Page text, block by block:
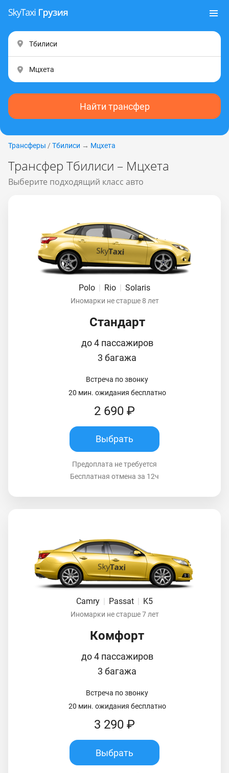
Найти трансфер
Трансферы / Тбилиси → Мцхета
Трансфер Тбилиси – Мцхета
Выберите подходящий класс авто
Polo | Rio | Solaris
Иномарки не старше 8 лет
Стандарт
до 4 пассажиров
3 багажа
Встреча по звонку
20 мин. ожидания бесплатно
2 690 ₽
Выбрать
Предоплата не требуется
Бесплатная отмена за 12ч
Camry Passat K5
Иномарки не старше 7 лет
Комфорт
до 4 пассажиров
3 багажа
Встреча по звонку
20 мин. ожидания бесплатно
3 290 ₽
Выбрать